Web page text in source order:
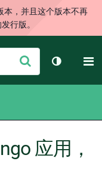
本，并且这个版本不再
行版。
交
切换主题
应用，